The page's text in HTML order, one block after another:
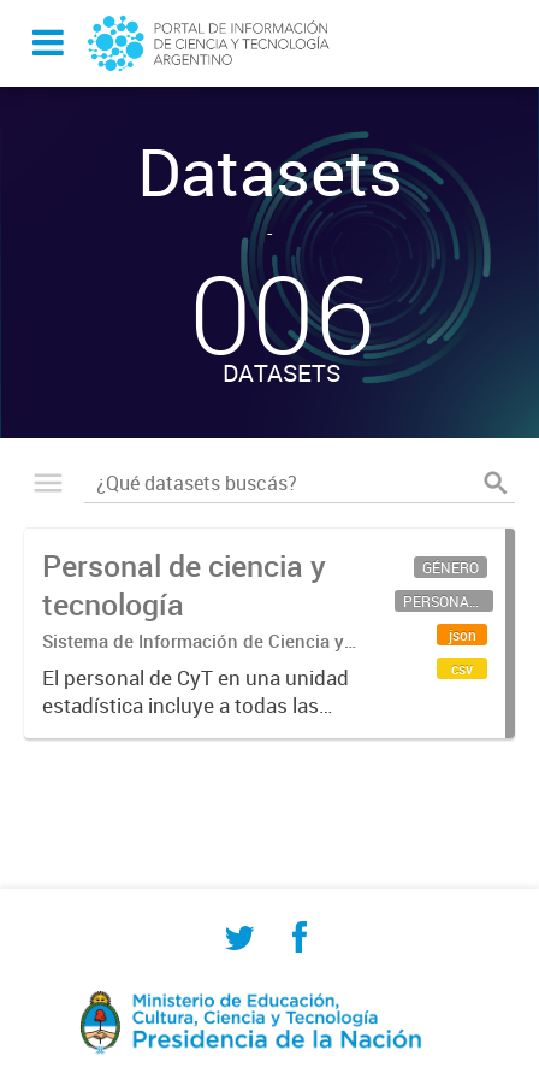
Datasets
-
006
DATASETS
Personal de ciencia y
tecnología
Sistema de Información de Ciencia y
Tecnología Argentino (SICYTAR)
El personal de CyT en una unidad
estadística incluye a todas las
personas involucradas
GÉNERO
PERSONAL CIENTÍFICO-TECNOLÓGICO
json
csv